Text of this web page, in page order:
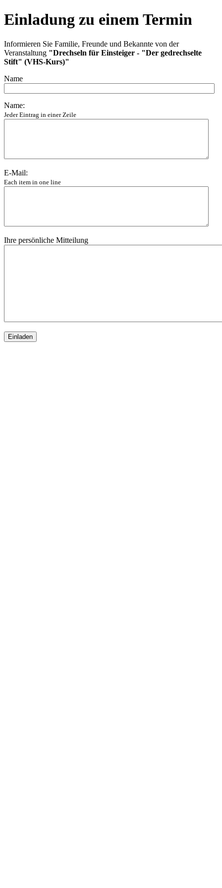
Einladung zu einem Termin
Informieren Sie Familie, Freunde und Bekannte von der
Veranstaltung "Drechseln für Einsteiger - "Der gedrechselte
Stift" (VHS-Kurs)"
Name
Name:
Jeder Eintrag in einer Zeile
E-Mail:
Each item in one line
Ihre persönliche Mitteilung